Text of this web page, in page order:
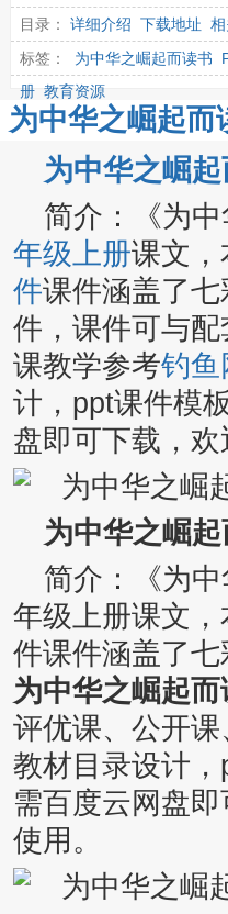
目录：
详细介绍 下载地址
标签：
为中华之崛起而读书
册 教育资源
为中华之崛起
为中华之崛
简介：《为
年级上册课文，
件课件涵盖了
件，课件可与
课教学参考钓鱼
计，ppt课件模
盘即可下载，欢
为中华之崛
简介：《为
年级上册课文
件课件涵盖了
为中华之崛起
评优课、公开
教材目录设计
需百度云网盘即
使用。